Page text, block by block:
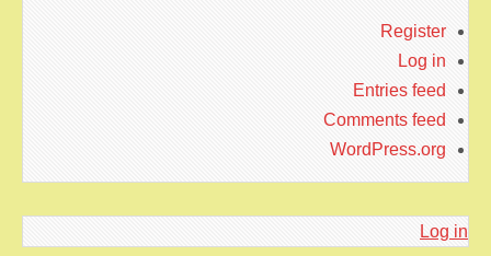
Register
Log in
Entries feed
Comments feed
WordPress.org
Log in